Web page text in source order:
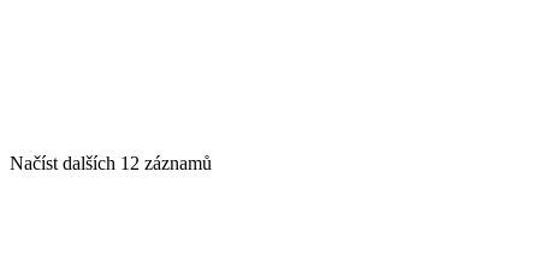
Načíst dalších 12 záznamů